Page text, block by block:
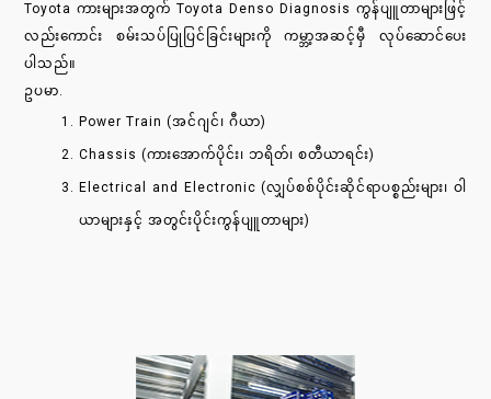
Toyota ကားများအတွက် Toyota Denso Diagnosis ကွန်ပျူတာများဖြင့်
လည်းကောင်း စမ်းသပ်ပြုပြင်ခြင်းများကို ကမ္ဘာ့အဆင့်မှီ လုပ်ဆောင်ပေး
ပါသည်။
ဥပမာ.
Power Train (အင်ဂျင်၊ ဂီယာ)
Chassis (ကားအောက်ပိုင်း၊ ဘရိတ်၊ စတီယာရင်း)
Electrical and Electronic (လျှပ်စစ်ပိုင်းဆိုင်ရာပစ္စည်းများ၊ ဝါ
ယာများနှင့် အတွင်းပိုင်းကွန်ပျူတာများ)